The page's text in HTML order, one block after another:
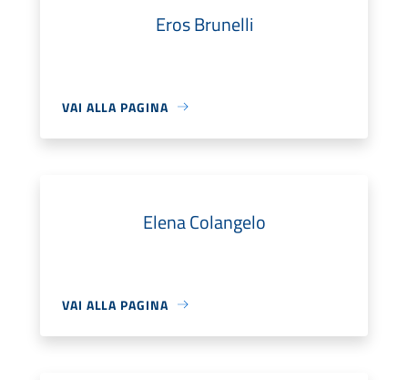
Eros Brunelli
VAI ALLA PAGINA
Elena Colangelo
VAI ALLA PAGINA